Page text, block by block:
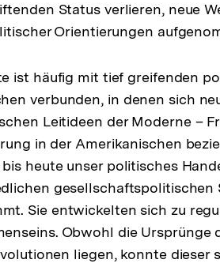
Status verlieren, neue
Orientierungen
ist häufig mit tief greifenden
verbunden, in denen sich
Leitideen der Moderne –
in der Amerikanischen
heute unser politisches
gesellschaftspolitischen
Sie entwickelten sich zu
Obwohl die Ursprünge
liegen, konnte dieser